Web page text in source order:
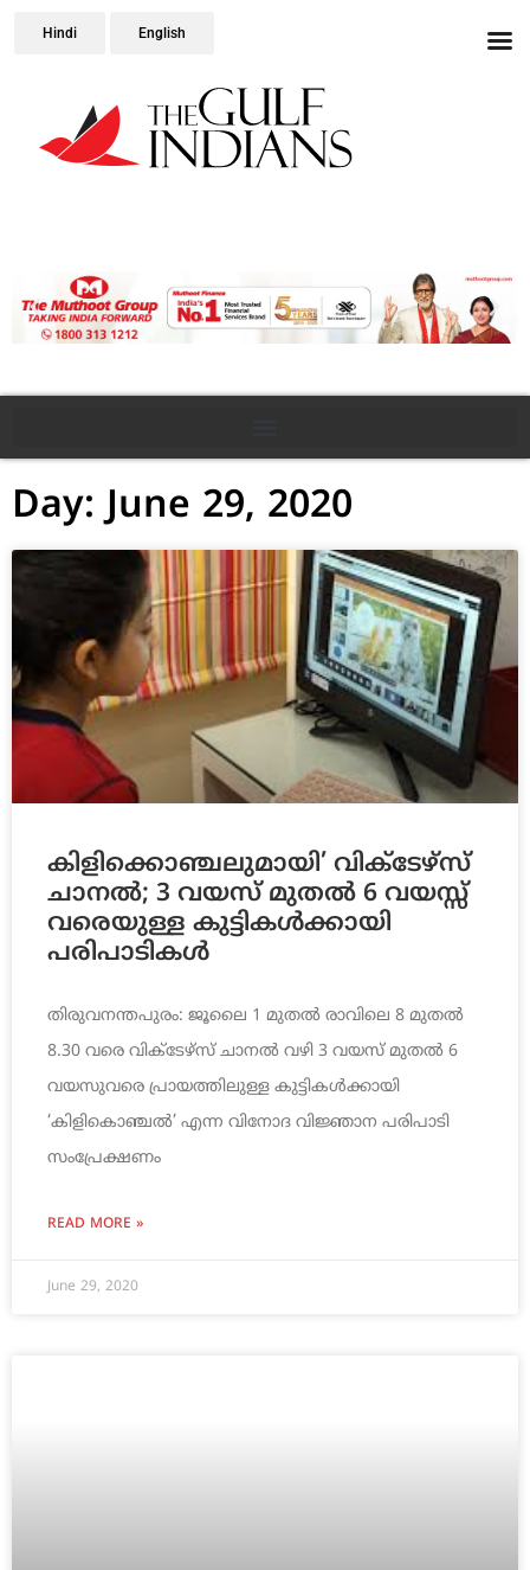
Hindi English
Day: June 29, 2020
കിളിക്കൊഞ്ചലുമായി’ വിക്‌ടേഴ്‌സ്
ചാനൽ; 3 വയസ് മുതൽ 6 വയസ്സ്
വരെയുള്ള കുട്ടികള്‍ക്കായി
പരിപാടികൾ
തിരുവനന്തപുരം: ജൂലൈ 1 മുതല്‍ രാവിലെ 8 മുതല്‍
8.30 വരെ വിക്‌ടേഴ്‌സ് ചാനല്‍ വഴി 3 വയസ് മുതല്‍ 6
വയസുവരെ പ്രായത്തിലുള്ള കുട്ടികള്‍ക്കായി
‘കിളികൊഞ്ചല്‍’ എന്ന വിനോദ വിജ്ഞാന പരിപാടി
സംപ്രേക്ഷണം
READ MORE »
June 29, 2020